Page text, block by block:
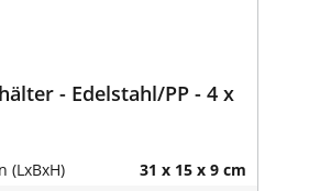
- Edelstahl/PP - 4 x
(LxBxH) 31 x 15 x 9 cm